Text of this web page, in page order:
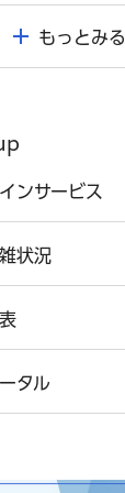
もっとみる
ンサービス
状況
タル